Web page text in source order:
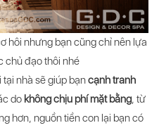
hôi nhưng bạn cũng chỉ nên lựa
chủ đạo thôi nhé
nhà sẽ giúp bạncạnh tranh
do không chịu phí mặt bằng, từ
hơn, nguồn tiền con lại bạn có